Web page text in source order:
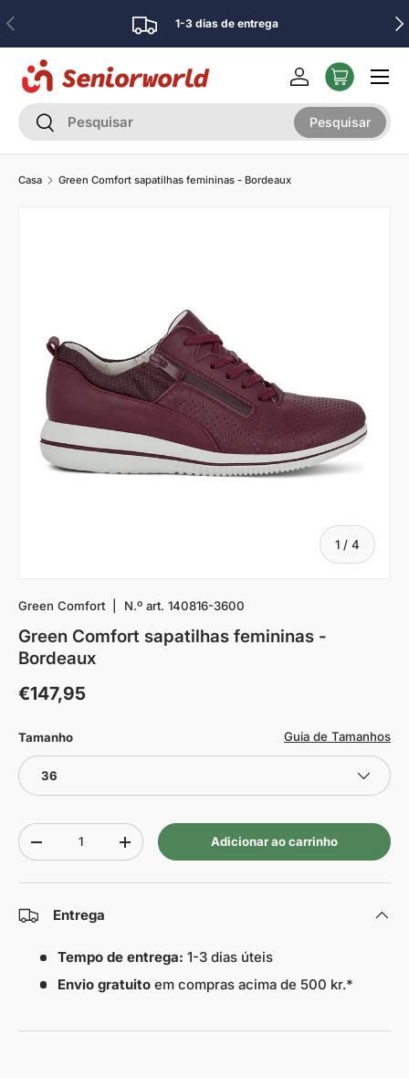
Ir para o conteúdo
Anterior 1-3 dias de entrega
Pesquisar
Pesquisar Pesquisar
Iniciar sessão
Casa Green Comfort sapatilhas femininas - Bordeaux
1 / De
4
Green Comfort N.º art. 140816-3600
Green Comfort sapatilhas femininas -
Bordeaux
€147,95
Tamanho Guia de Tamanhos
36
Quantidade
-
+ Adicionar ao carrinho
Entrega
Tempo de entrega: 1-3 dias úteis
Envio gratuitoem compras acima de 500 kr.*